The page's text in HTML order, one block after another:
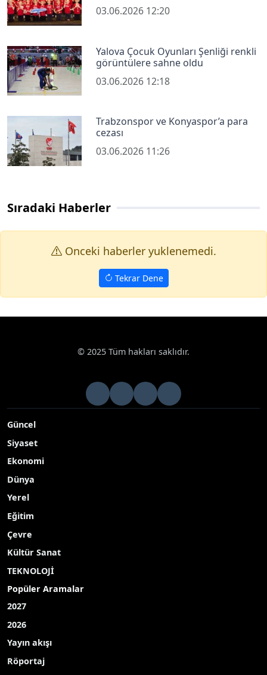
03.06.2026 12:20
Yalova Çocuk Oyunları Şenliği renkli
görüntülere sahne oldu
03.06.2026 12:18
Trabzonspor ve Konyaspor’a para
cezası
03.06.2026 11:26
Sıradaki Haberler
Onceki haberler yuklenemedi.
Tekrar Dene
© 2025 Tüm hakları saklıdır.
Güncel
Siyaset
Ekonomi
Dünya
Yerel
Eğitim
Çevre
Kültür Sanat
TEKNOLOJİ
Popüler Aramalar
2027
2026
Yayın akışı
Röportaj